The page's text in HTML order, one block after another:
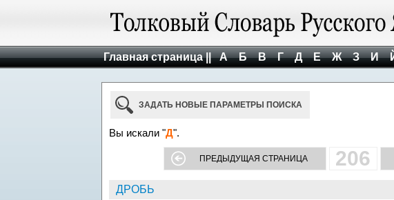
Главная страница || А Б В Г Д Е Ж З И
ЗАДАТЬ НОВЫЕ ПАРАМЕТРЫ ПОИСКА
Вы искали "Д".
ПРЕДЫДУЩАЯ СТРАНИЦА 206
ДРОБЬ